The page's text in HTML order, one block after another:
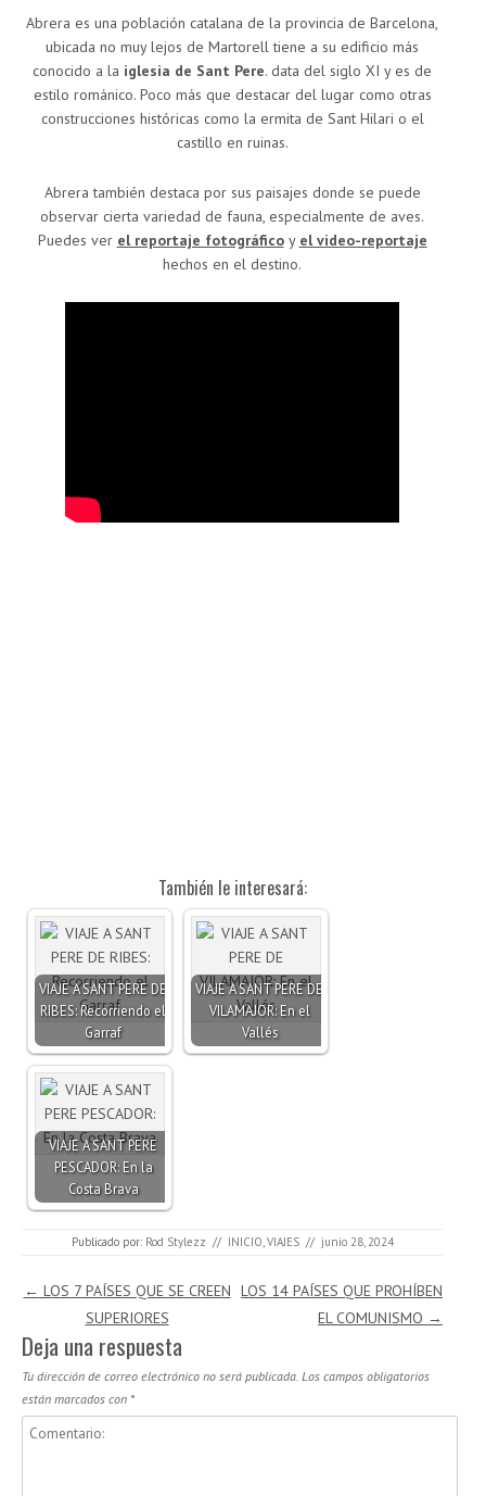
Abrera es una población catalana de la provincia de Barcelona,
ubicada no muy lejos de Martorell tiene a su edificio más
conocido a la iglesia de Sant Pere. data del siglo XI y es de
estilo románico. Poco más que destacar del lugar como otras
construcciones históricas como la ermita de Sant Hilari o el
castillo en ruinas.
Abrera también destaca por sus paisajes donde se puede
observar cierta variedad de fauna, especialmente de aves.
Puedes ver el reportaje fotográficoy el video-reportaje
hechos en el destino.
También le interesará:
VIAJE A SANT PERE DE
RIBES: Recorriendo el
Garraf
VIAJE A SANT PERE DE
VILAMAJOR: En el
Vallés
VIAJE A SANT PERE
PESCADOR: En la
Costa Brava
Publicado por: Rod Stylezz // INICIO VIAJES // junio 28, 2024
Navegación de entradas
← LOS 7 PAÍSES QUE SE CREEN
SUPERIORES
LOS 14 PAÍSES QUE PROHÍBEN
EL COMUNISMO →
Deja una respuesta
Tu dirección de correo electrónico no será publicada. Los campos obligatorios
están marcados con *